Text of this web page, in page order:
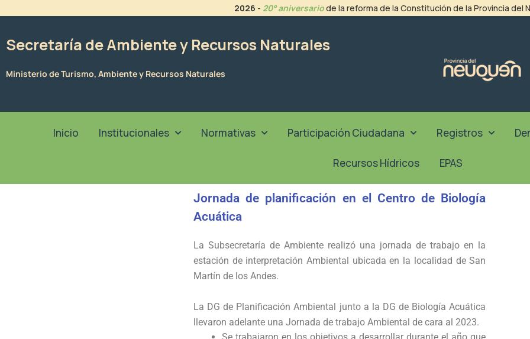
2026 - 20° aniversariode la reforma de la Constitución de la Provincia del
Secretaría de Ambiente y Recursos Naturales
Ministerio de Turismo, Ambiente y Recursos Naturales
Inicio Institucionales Normativas Participación Ciudadana Registros
Recursos Hídricos EPAS
Jornada de planificación en el Centro de Biología
Acuática
LaSubsecretaría de Ambiente realizó una jornada de trabajo en la
estación de interpretación Ambiental ubicada en la localidad de San
Martín de los Andes.
La DG de Planificación Ambiental junto a la DG de Biología Acuática
llevaron adelante una Jornada de trabajo Ambiental de cara al 2023.
Se trabajaron en los objetivos a desarrollar durante el año que